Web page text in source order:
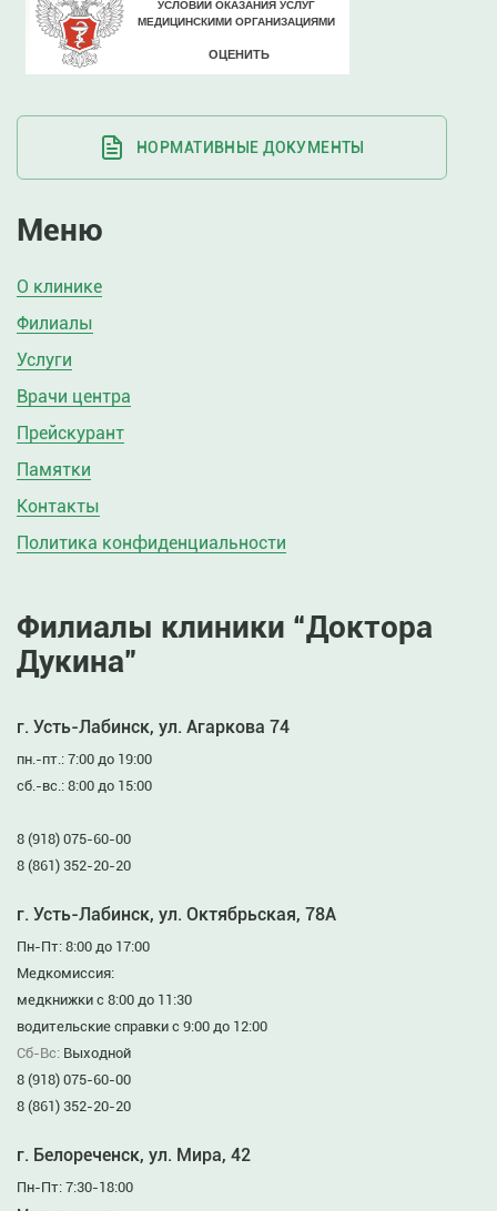
НОРМАТИВНЫЕ ДОКУМЕНТЫ
Меню
О клинике
Филиалы
Услуги
Врачи центра
Прейскурант
Памятки
Контакты
Политика конфиденциальности
Филиалы клиники “Доктора
Дукина”
г. Усть-Лабинск, ул. Агаркова 74
пн.-пт.: 7:00 до 19:00
сб.-вс.: 8:00 до 15:00
8 (918) 075-60-00
8 (861) 352-20-20
г. Усть-Лабинск, ул. Октябрьская, 78А
Пн-Пт: 8:00 до 17:00
Медкомиссия:
медкнижки с 8:00 до 11:30
водительские справки с 9:00 до 12:00
Сб-Вс: Выходной
8 (918) 075-60-00
8 (861) 352-20-20
г. Белореченск, ул. Мира, 42
Пн-Пт: 7:30-18:00